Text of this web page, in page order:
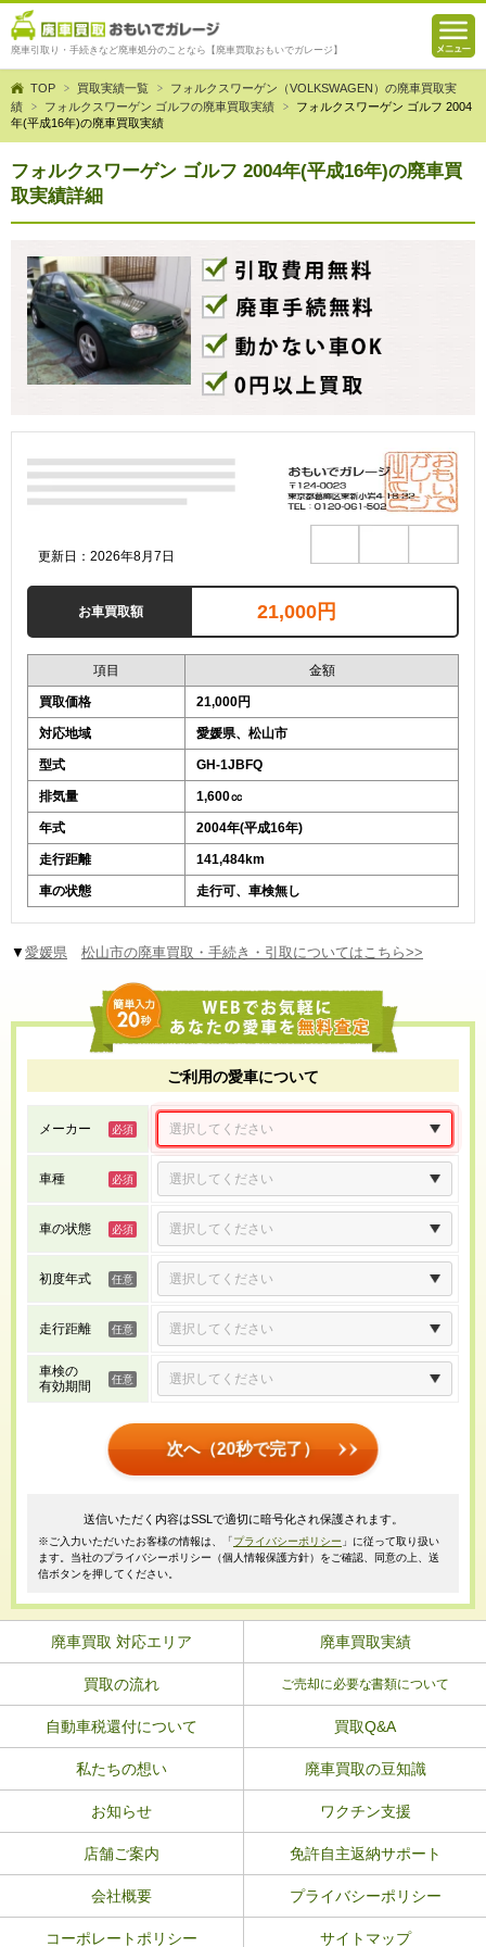
廃車引取り・手続きなど廃車処分のことなら【廃車買取おもいでガレージ】
TOP 買取実績一覧
フォルクスワーゲン（VOLKSWAGEN）の廃車買取実
績
フォルクスワーゲン ゴルフの廃車買取実績
フォルクスワーゲン ゴルフ 2004
年(平成16年)の廃車買取実績
フォルクスワーゲン ゴルフ 2004年(平成16年)の廃車買
取実績詳細
更新日：2026年8月7日
お車買取額 21,000円
項目 金額
買取価格 21,000円
対応地域 愛媛県、松山市
型式 GH-1JBFQ
排気量 1,600㏄
年式 2004年(平成16年)
走行距離 141,484km
車の状態 走行可、車検無し
▼ 愛媛県 松山市の廃車買取・手続き・引取についてはこちら>>
ご利用の愛車について
メーカー
車種
車の状態
初度年式
走行距離
車検の
有効期間
次へ（20秒で完了）
送信いただく内容はSSLで適切に暗号化され保護されます。
※ご入力いただいたお客様の情報は、「 プライバシーポリシー 」に従って取り扱い
ます。当社のプライバシーポリシー（個人情報保護方針）をご確認、同意の上、送
信ボタンを押してください。
廃車買取 対応エリア 廃車買取実績
買取の流れ ご売却に必要な書類について
自動車税還付について 買取Q&A
私たちの想い 廃車買取の豆知識
お知らせ ワクチン支援
店舗ご案内 免許自主返納サポート
会社概要 プライバシーポリシー
コーポレートポリシー サイトマップ